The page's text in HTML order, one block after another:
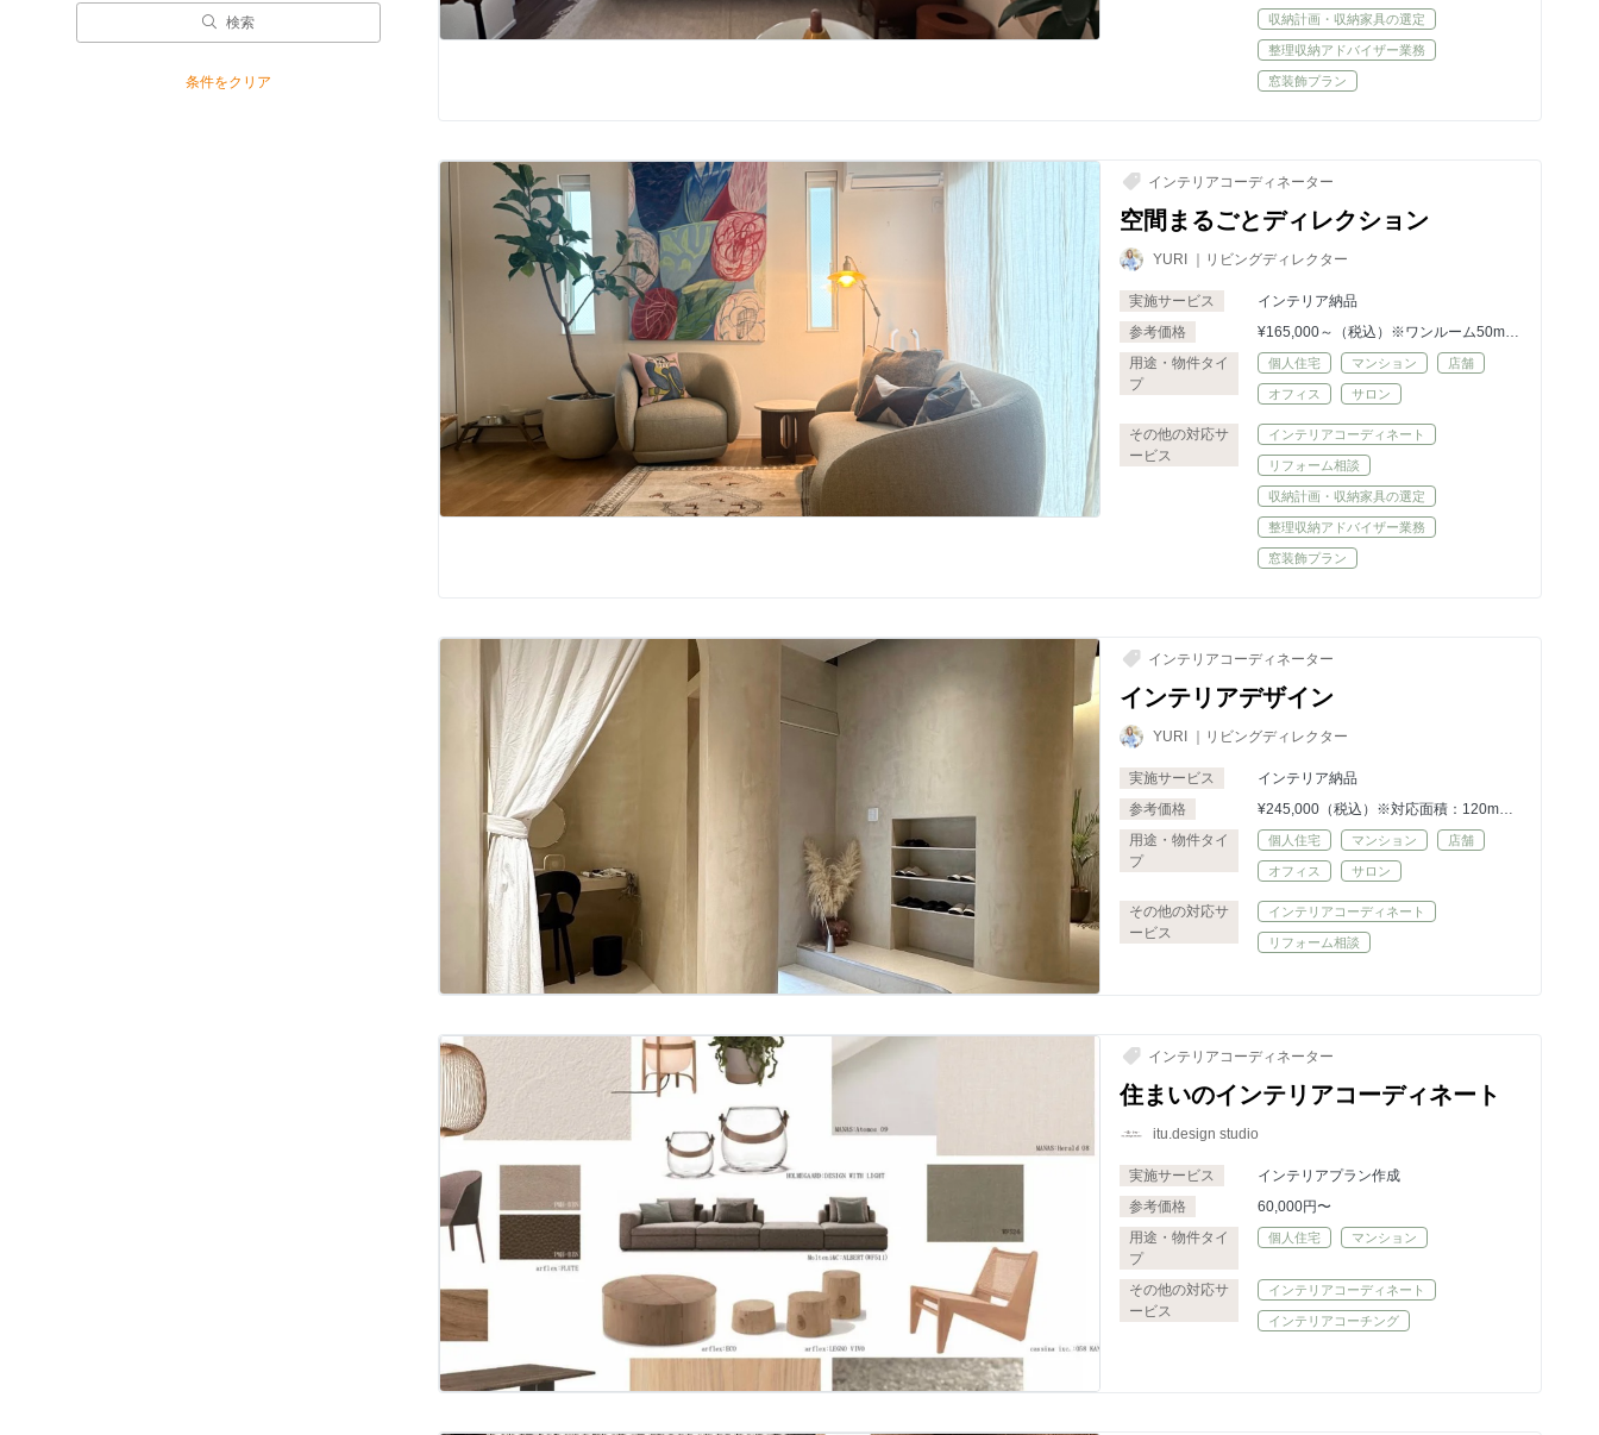
収納計画・収納家具の選定
整理収納アドバイザー業務
窓装飾プラン
インテリアコーディネーター
空間まるごとディレクション
YURI ｜リビングディレクター
実施サービス
インテリア納品
参考価格
¥165,000～（税込）※ワンルーム50m〜
※50m以下の場合、お見積り致します
※料金は空間の広さ・内容により変動
用途・物件タイ
プ
個人住宅 マンション 店舗
オフィス サロン
その他の対応サ
ービス
インテリアコーディネート
リフォーム相談
収納計画・収納家具の選定
整理収納アドバイザー業務
窓装飾プラン
インテリアコーディネーター
インテリアデザイン
YURI ｜リビングディレクター
実施サービス
インテリア納品
参考価格
¥245,000（税込）※対応面積：120mま
で
（超過分は1mごとに¥3,800）
用途・物件タイ
プ
個人住宅 マンション 店舗
オフィス サロン
その他の対応サ
ービス
インテリアコーディネート
リフォーム相談
インテリアコーディネーター
住まいのインテリアコーディネート
itu.design studio
実施サービス
インテリアプラン作成
参考価格
60,000円〜
用途・物件タイ
プ
個人住宅 マンション
その他の対応サ
ービス
インテリアコーディネート
インテリアコーチング
検索
条件をクリア